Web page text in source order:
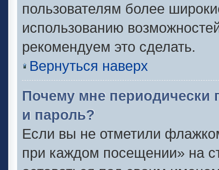
пользователям более
использованию
рекомендуем это сделать.
Вернуться наверх
Почему мне периодически
и пароль?
Если вы не отметили
при каждом посещении» на